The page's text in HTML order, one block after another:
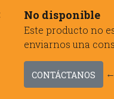
No disponible
Este producto no
enviarnos una
CONTÁCTANOS